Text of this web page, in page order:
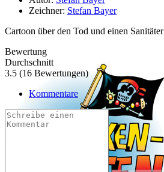
Zeichner: Stefan Bayer
Cartoon über den Tod und einen Sanitäter
Bewertung
Durchschnitt
3.5 (16 Bewertungen)
Kommentare